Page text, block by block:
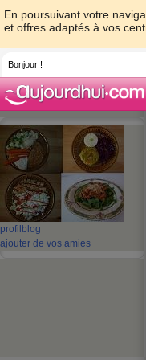
En poursuivant votre
et offres adaptés à vos
Bonjour !
profil blog
ajouter de vos amies